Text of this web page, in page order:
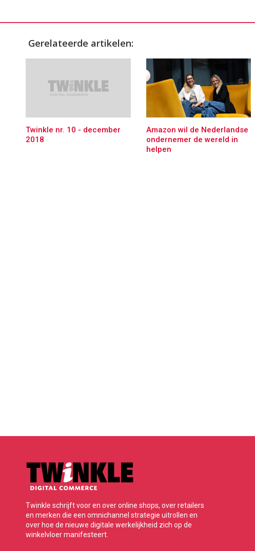
Gerelateerde artikelen:
Twinkle nr. 10 - december
2018
Amazon wil de Nederlandse
ondernemer de wereld in
helpen
Twinkle schrijft voor en over online shops, over retailers
en merken die een omnichannel strategie uitrollen en
over hoe de nieuwe digitale werkelijkheid zich op de
winkelvloer manifesteert.